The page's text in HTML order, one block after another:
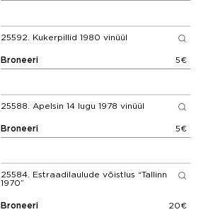
25592. Kukerpillid 1980 vinüül
Broneeri 5€
25588. Apelsin 14 lugu 1978 vinüül
Broneeri 5€
25584.
Estraadilaulude võistlus “Tallinn
1970”
Broneeri 20€